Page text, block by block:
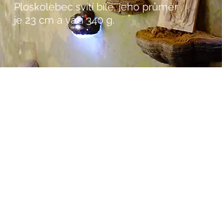
Ploskolebec svítí bíle,jeho průměr
je 23 cm a váží 340 g.